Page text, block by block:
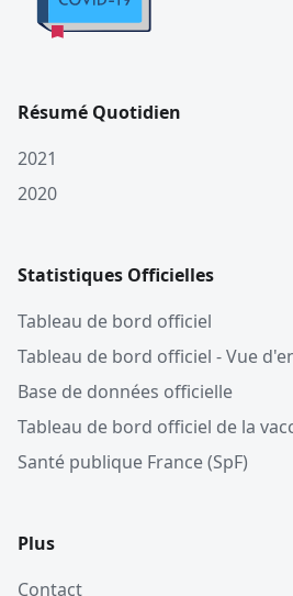
Résumé Quotidien
2021
2020
Statistiques Officielles
Tableau de bord officiel
Tableau de bord officiel - Vue
Base de données officielle
Tableau de bord officiel de la
Santé publique France (SpF)
Plus
Contact